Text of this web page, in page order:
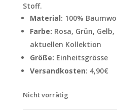
Stoff.
Material: 100%
Farbe: Rosa, Grün,
aktuellen Kollektion
Größe: Einheitsgrösse
Versandkosten: 4,90€
Nicht vorrätig